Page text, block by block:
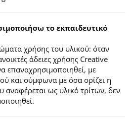
το εκπαιδευτικό
χρήσης του υλικού: όταν
άδειες χρήσης Creative
επαναχρησιμοποιηθεί, με
και σύμφωνα με όσα ορίζει η
αναφέρεται ως υλικό τρίτων, δεν